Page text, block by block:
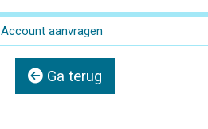
Account aanvragen
Ga terug